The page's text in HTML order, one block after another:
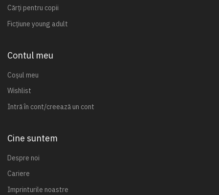
Cărți pentru copii
Ficțiune young adult
Contul meu
Coșul meu
Wishlist
Intră în cont/creează un cont
Cine suntem
Despre noi
Cariere
Imprinturile noastre